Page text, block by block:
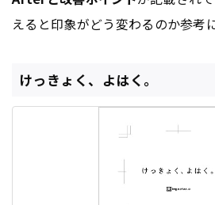
えると印象がどう変わるのか参考
けっきょく、よはく。